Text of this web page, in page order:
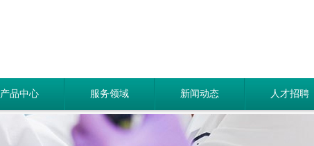
产品中心 服务领域 新闻动态 人才招聘